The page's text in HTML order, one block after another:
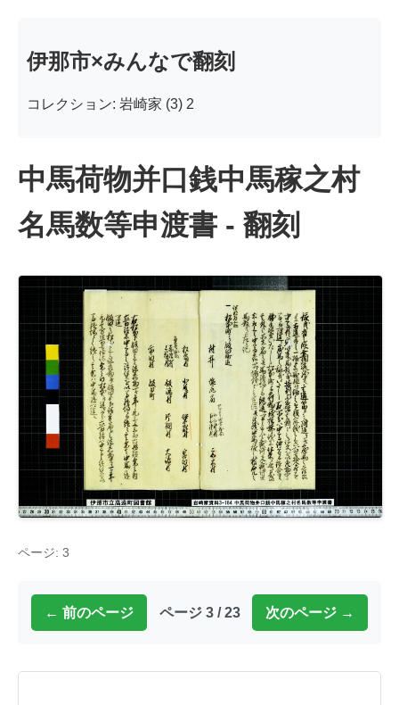
伊那市×みんなで翻刻
コレクション: 岩崎家 (3) 2
中馬荷物并口銭中馬稼之村
名馬数等申渡書 - 翻刻
ページ: 3
← 前のページ ページ 3 / 23 次のページ →